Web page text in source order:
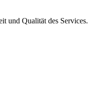
und Qualität des Services.